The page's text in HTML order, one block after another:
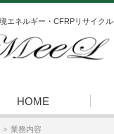
エネルギー・CFRPリサイクル
HOME
業務内容